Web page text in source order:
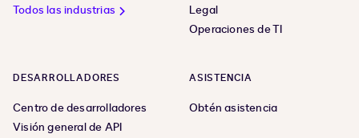
Todos las industrias
Legal
Operaciones de TI
DESARROLLADORES
Centro de desarrolladores
Visión general de API
ASISTENCIA
Obtén asistencia